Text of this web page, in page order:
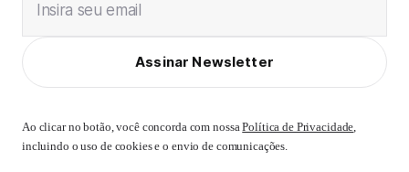
Insira seu email
Assinar Newsletter
Ao clicar no botão, você concorda com nossaPolítica de Privacidade,
incluindo o uso de cookies e o envio de comunicações.